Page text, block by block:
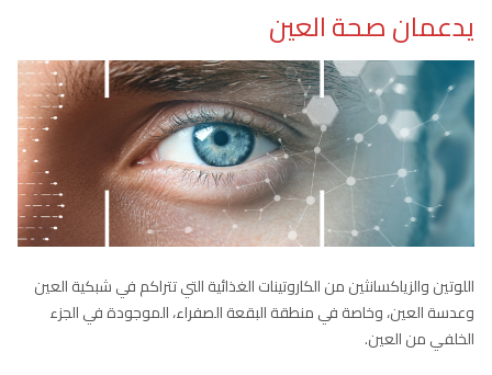
يدعمان صحة العين
اللوتين والزياكسانثين من الكاروتينات الغذائية التي تتراكم في شبكية العين
وعدسة العين، وخاصة في منطقة البقعة الصفراء، الموجودة في الجزء
الخلفي من العين.